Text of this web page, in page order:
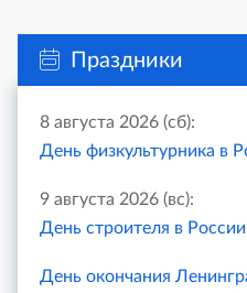
Праздники
8 августа 2026 (сб):
День физкультурника в
9 августа 2026 (вс):
День строителя в России
День окончания